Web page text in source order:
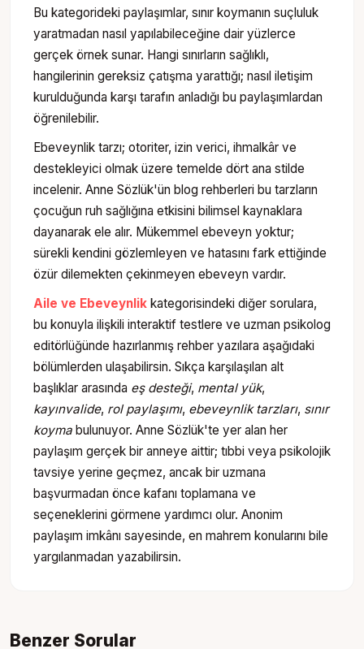
Bu kategorideki paylaşımlar, sınır koymanın suçluluk
yaratmadan nasıl yapılabileceğine dair yüzlerce
gerçek örnek sunar. Hangi sınırların sağlıklı,
hangilerinin gereksiz çatışma yarattığı; nasıl iletişim
kurulduğunda karşı tarafın anladığı bu paylaşımlardan
öğrenilebilir.
Ebeveynlik tarzı; otoriter, izin verici, ihmalkâr ve
destekleyici olmak üzere temelde dört ana stilde
incelenir. Anne Sözlük'ün blog rehberleri bu tarzların
çocuğun ruh sağlığına etkisini bilimsel kaynaklara
dayanarak ele alır. Mükemmel ebeveyn yoktur;
sürekli kendini gözlemleyen ve hatasını fark ettiğinde
özür dilemekten çekinmeyen ebeveyn vardır.
Aile ve Ebeveynlik kategorisindeki diğer sorulara,
bu konuyla ilişkili interaktif testlere ve uzman psikolog
editörlüğünde hazırlanmış rehber yazılara aşağıdaki
bölümlerden ulaşabilirsin. Sıkça karşılaşılan alt
başlıklar arasında eş desteği, mental yük,
kayınvalide, rol paylaşımı, ebeveynlik tarzları, sınır
koyma bulunuyor. Anne Sözlük'te yer alan her
paylaşım gerçek bir anneye aittir; tıbbi veya psikolojik
tavsiye yerine geçmez, ancak bir uzmana
başvurmadan önce kafanı toplamana ve
seçeneklerini görmene yardımcı olur. Anonim
paylaşım imkânı sayesinde, en mahrem konularını bile
yargılanmadan yazabilirsin.
Benzer Sorular